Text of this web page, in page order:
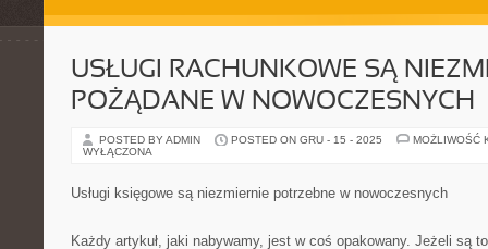
USŁUGI RACHUNKOWE SĄ
POŻĄDANE W NOWOCZESNYCH
POSTED BY ADMIN POSTED ON GRU - 15 - 2025
MOŻLIWOŚĆ
WYŁĄCZONA
Usługi księgowe są niezmiernie potrzebne w nowoczesnych
Każdy artykuł, jaki nabywamy, jest w coś opakowany. Jeżeli są